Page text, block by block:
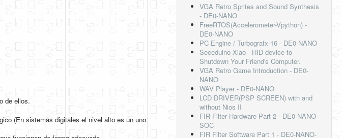
de ellos.
(En sistemas digitales el nivel alto es un uno
VGA Retro Sprites and Sound Synthesis
- DE0-NANO
FreeRTOS(Accelerometer-Vpython) -
DE0-NANO
PC Engine / Turbografx-16 - DE0-NANO
Seeeduino Xiao - HID device to
Shutdown Your Friend's Computer.
VGA Retro Game Introduction - DE0-
NANO
WAV Player - DE0-NANO
LCD DRIVER(PSP SCREEN) with and
without Nios II
FIR Filter Hardware Part 2 - DE0-NANO-
SOC
FIR Filter Software Part 1 - DE0-NANO-